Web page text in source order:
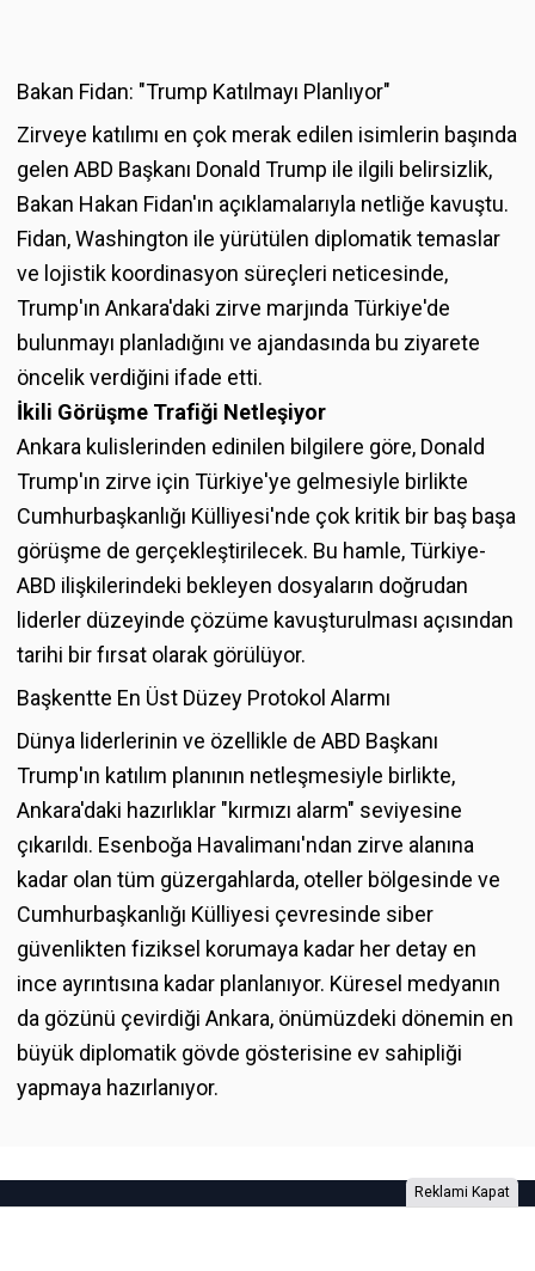
Bakan Fidan: "Trump Katılmayı Planlıyor"
Zirveye katılımı en çok merak edilen isimlerin başında
gelen ABD Başkanı Donald Trump ile ilgili belirsizlik,
Bakan Hakan Fidan'ın açıklamalarıyla netliğe kavuştu.
Fidan, Washington ile yürütülen diplomatik temaslar
ve lojistik koordinasyon süreçleri neticesinde,
Trump'ın Ankara'daki zirve marjında Türkiye'de
bulunmayı planladığını ve ajandasında bu ziyarete
öncelik verdiğini ifade etti.
İkili Görüşme Trafiği Netleşiyor
Ankara kulislerinden edinilen bilgilere göre, Donald
Trump'ın zirve için Türkiye'ye gelmesiyle birlikte
Cumhurbaşkanlığı Külliyesi'nde çok kritik bir baş başa
görüşme de gerçekleştirilecek. Bu hamle, Türkiye-
ABD ilişkilerindeki bekleyen dosyaların doğrudan
liderler düzeyinde çözüme kavuşturulması açısından
tarihi bir fırsat olarak görülüyor.
Başkentte En Üst Düzey Protokol Alarmı
Dünya liderlerinin ve özellikle de ABD Başkanı
Trump'ın katılım planının netleşmesiyle birlikte,
Ankara'daki hazırlıklar "kırmızı alarm" seviyesine
çıkarıldı. Esenboğa Havalimanı'ndan zirve alanına
kadar olan tüm güzergahlarda, oteller bölgesinde ve
Cumhurbaşkanlığı Külliyesi çevresinde siber
güvenlikten fiziksel korumaya kadar her detay en
ince ayrıntısına kadar planlanıyor. Küresel medyanın
da gözünü çevirdiği Ankara, önümüzdeki dönemin en
büyük diplomatik gövde gösterisine ev sahipliği
yapmaya hazırlanıyor.
Reklami Kapat